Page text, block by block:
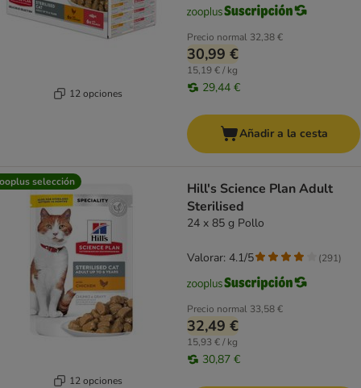
12 opciones
Precio normal 32,38 €
30,99 €
15,19 € / kg
29,44 €
Añadir a la cesta
selección
12 opciones
Hill's Science Plan Adult
Sterilised
24 x 85 g Pollo
Precio normal 33,58 €
32,49 €
15,93 € / kg
30,87 €
Valorar: 4.1/5 (291)